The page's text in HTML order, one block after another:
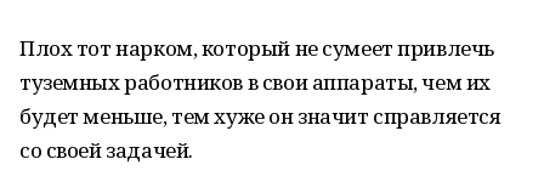
Плох тот нарком, который не сумеет привлечь
туземных работников в свои аппараты, чем их
будет меньше, тем хуже он значит справляется
со своей задачей.